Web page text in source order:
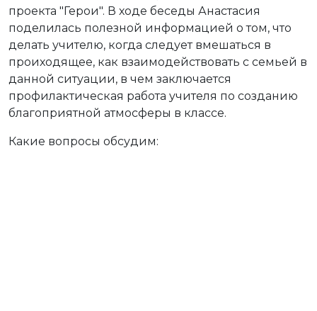
проекта "Герои". В ходе беседы Анастасия
поделилась полезной информацией о том, что
делать учителю, когда следует вмешаться в
проиходящее, как взаимодействовать с семьей в
данной ситуации, в чем заключается
профилактическая работа учителя по созданию
благоприятной атмосферы в классе.
Какие вопросы обсудим: